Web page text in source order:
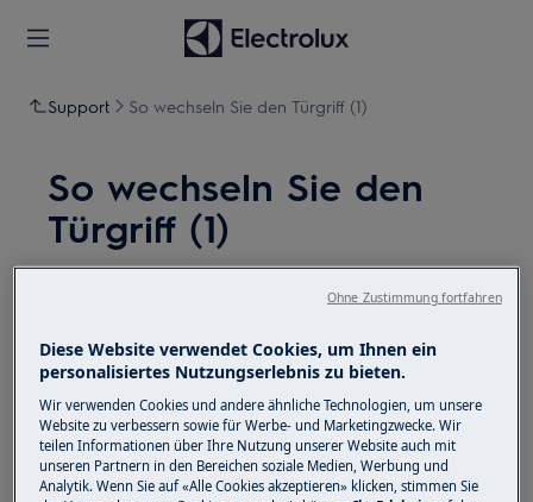
Support So wechseln Sie den Türgriff (1)
So wechseln Sie den
Türgriff (1)
und ziehen Sie den Netzstecker aus derSteckdose.
Seien Sie immer vorsichtig, wenn Sie Geräte
bewegen. Bei schweren Geräten müssen zwei
Personen sie bewegen.
Diese Website verwendet Cookies, um Ihnen ein
personalisiertes Nutzungserlebnis zu bieten.
Wir verwenden Cookies und andere ähnliche Technologien, um unsere
Website zu verbessern sowie für Werbe- und Marketingzwecke. Wir
teilen Informationen über Ihre Nutzung unserer Website auch mit
unseren Partnern in den Bereichen soziale Medien, Werbung und
Analytik. Wenn Sie auf «Alle Cookies akzeptieren» klicken, stimmen Sie
Ohne Zustimmung fortfahren